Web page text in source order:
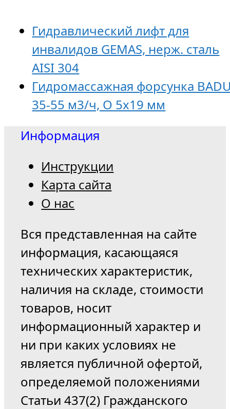
Гидравлический лифт для
инвалидов GEMAS, нерж. сталь
AISI 304
Гидромассажная форсунка
35-55 м3/ч, O 5х19 мм
Информация
Инструкции
Карта сайта
О нас
Вся представленная на сайте
информация, касающаяся
технических характеристик,
наличия на складе, стоимости
товаров, носит
информационный характер и
ни при каких условиях не
является публичной офертой,
определяемой положениями
Статьи 437(2) Гражданского